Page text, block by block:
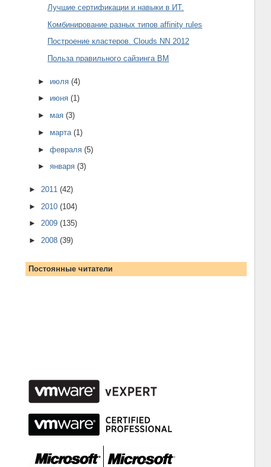
Лучшие сертификации и навыки в ИТ.
Комбинирование разных типов affinity rules
Построение кластеров. Clouds NN 2012
Польза правильного сайзинга ВМ
► июля(4)
► июня(1)
► мая(3)
► марта(1)
►февраля(5)
►января(3)
► 2011 (42)
► 2010 (104)
► 2009 (135)
► 2008 (39)
Постоянные читатели